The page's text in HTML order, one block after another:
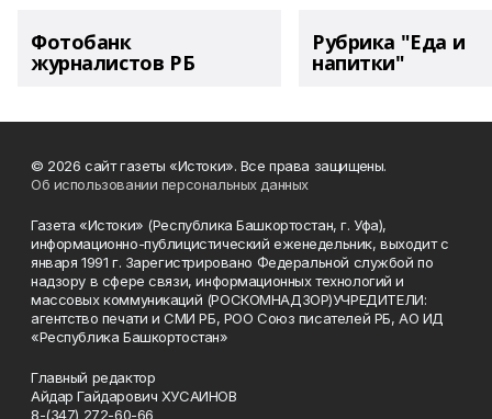
Фотобанк
журналистов РБ
Рубрика "Еда и
напитки"
© 2026 сайт газеты «Истоки». Все права защищены.
Об использовании персональных данных
Газета «Истоки» (Республика Башкортостан, г. Уфа),
информационно-публицистический еженедельник, выходит с
января 1991 г. Зарегистрировано Федеральной службой по
надзору в сфере связи, информационных технологий и
массовых коммуникаций (РОСКОМНАДЗОР)УЧРЕДИТЕЛИ:
агентство печати и СМИ РБ, РОО Союз писателей РБ, АО ИД
«Республика Башкортостан»
Главный редактор
Айдар Гайдарович ХУСАИНОВ
8-(347) 272-60-66